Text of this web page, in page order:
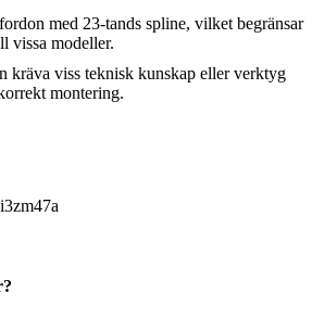
med 23-tands spline, vilket begränsar
vissa modeller.
kräva viss teknisk kunskap eller verktyg
montering.